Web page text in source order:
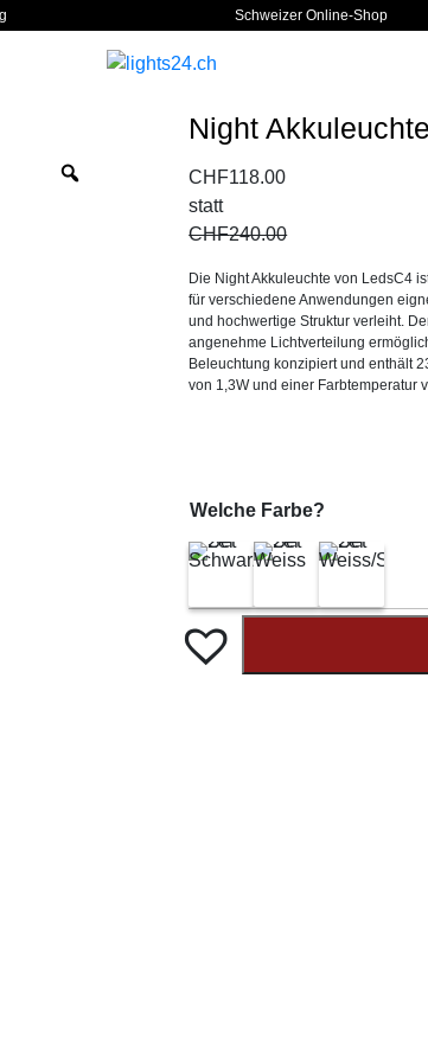
Schweizer Online-Shop
Night
CHF118.00
statt
CHF240.00
Die Night Akkuleuchte von LedsC4
für verschiedene Anwendungen
und hochwertige Struktur verleiht.
angenehme Lichtverteilung
Beleuchtung konzipiert und enthält
von 1,3W und einer Farbtemperatur
Welche Farbe?